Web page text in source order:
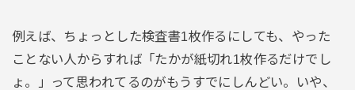
例えば、ちょっとした検査書1枚作るにしても、やった
ことない人からすれば「たかが紙切れ1枚作るだけでし
ょ。」って思われてるのがもうすでにしんどい。いや、